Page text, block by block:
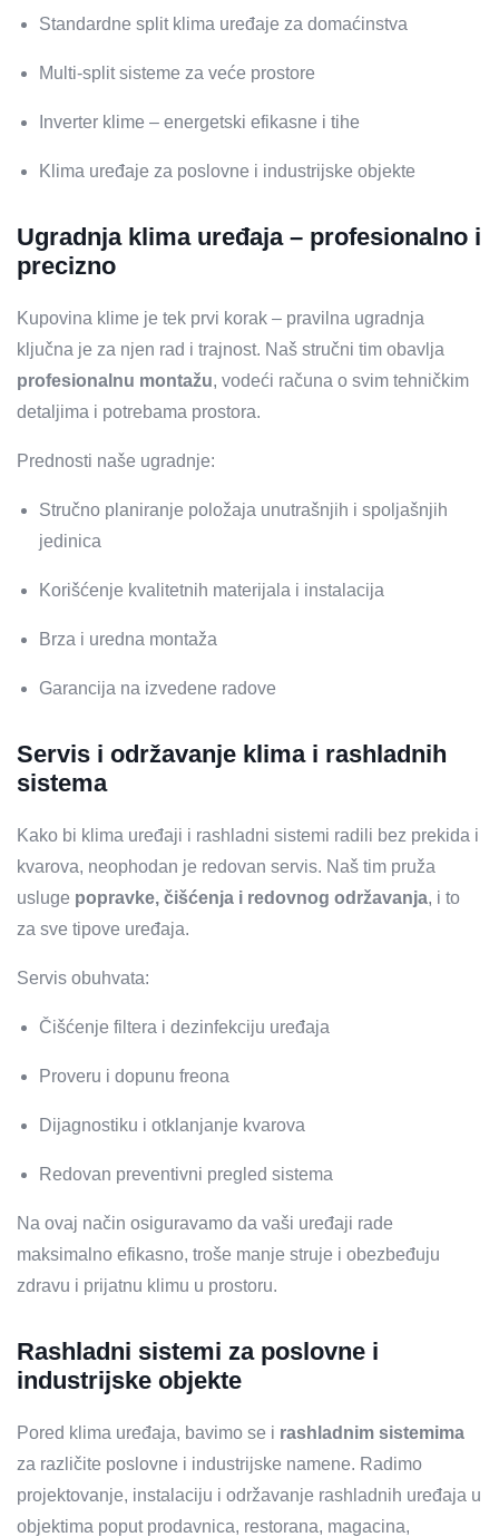
Standardne split klima uređaje za domaćinstva
Multi-split sisteme za veće prostore
Inverter klime – energetski efikasne i tihe
Klima uređaje za poslovne i industrijske objekte
Ugradnja klima uređaja – profesionalno i
precizno
Kupovina klime je tek prvi korak – pravilna ugradnja
ključna je za njen rad i trajnost. Naš stručni tim obavlja
profesionalnu montažu, vodeći računa o svim tehničkim
detaljima i potrebama prostora.
Prednosti naše ugradnje:
Stručno planiranje položaja unutrašnjih i spoljašnjih
jedinica
Korišćenje kvalitetnih materijala i instalacija
Brza i uredna montaža
Garancija na izvedene radove
Servis i održavanje klima i rashladnih
sistema
Kako bi klima uređaji i rashladni sistemi radili bez prekida i
kvarova, neophodan je redovan servis. Naš tim pruža
usluge popravke, čišćenja i redovnog održavanja, i to
za sve tipove uređaja.
Servis obuhvata:
Čišćenje filtera i dezinfekciju uređaja
Proveru i dopunu freona
Dijagnostiku i otklanjanje kvarova
Redovan preventivni pregled sistema
Na ovaj način osiguravamo da vaši uređaji rade
maksimalno efikasno, troše manje struje i obezbeđuju
zdravu i prijatnu klimu u prostoru.
Rashladni sistemi za poslovne i
industrijske objekte
Pored klima uređaja, bavimo se i rashladnim sistemima
za različite poslovne i industrijske namene. Radimo
projektovanje, instalaciju i održavanje rashladnih uređaja u
objektima poput prodavnica, restorana, magacina,